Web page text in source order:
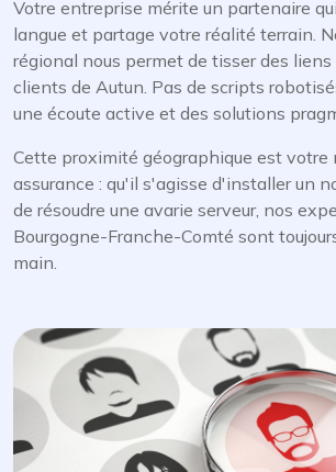
Votre entreprise mérite un partenaire
langue et partage votre réalité terrain.
régional nous permet de tisser des
clients de Autun. Pas de scripts
une écoute active et des solutions
Cette proximité géographique est votre
assurance : qu'il s'agisse d'installer un
de résoudre une avarie serveur, nos
Bourgogne-Franche-Comté sont
main.